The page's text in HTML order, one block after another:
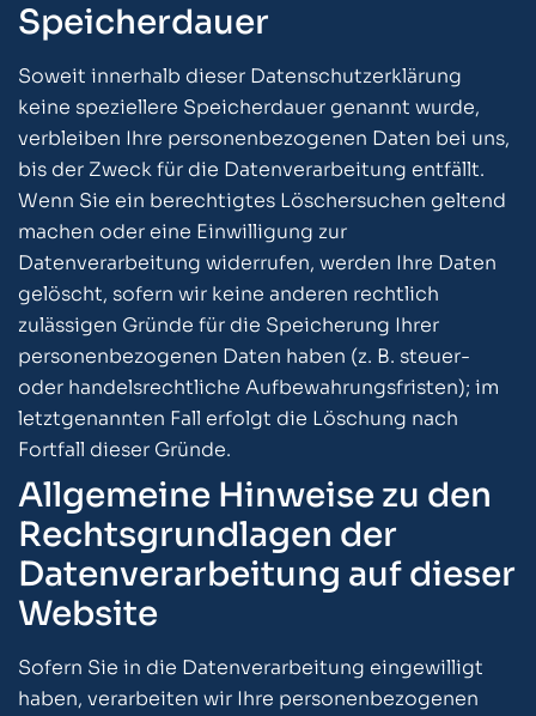
Speicherdauer
Soweit innerhalb dieser Datenschutzerklärung
keine speziellere Speicherdauer genannt wurde,
verbleiben Ihre personenbezogenen Daten bei uns,
bis der Zweck für die Datenverarbeitung entfällt.
Wenn Sie ein berechtigtes Löschersuchen geltend
machen oder eine Einwilligung zur
Datenverarbeitung widerrufen, werden Ihre Daten
gelöscht, sofern wir keine anderen rechtlich
zulässigen Gründe für die Speicherung Ihrer
personenbezogenen Daten haben (z. B. steuer-
oder handelsrechtliche Aufbewahrungsfristen); im
letztgenannten Fall erfolgt die Löschung nach
Fortfall dieser Gründe.
Allgemeine Hinweise zu den
Rechtsgrundlagen der
Datenverarbeitung auf dieser
Website
Sofern Sie in die Datenverarbeitung eingewilligt
haben, verarbeiten wir Ihre personenbezogenen